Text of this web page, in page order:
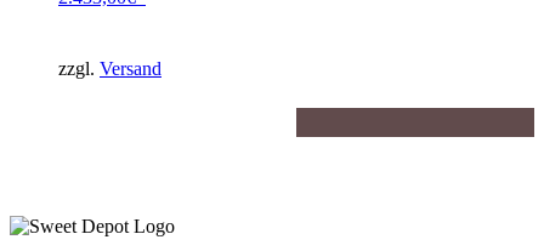
6.950,00€
ist:
2.433,00€.
zzgl. Versand